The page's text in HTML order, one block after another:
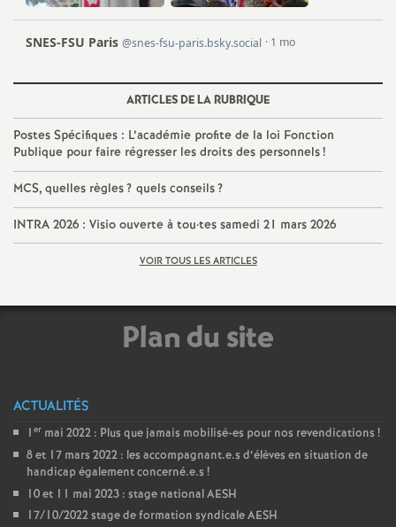
ARTICLES DE LA RUBRIQUE
Postes Spécifiques : L’académie profite de la loi Fonction
Publique pour faire régresser les droits des personnels!
MCS, quelles règles? quels conseils?
INTRA 2026 : Visio ouverte à tou·tes samedi 21 mars 2026
VOIR TOUS LES ARTICLES
Plan du site
ACTUALITÉS
1 er mai 2022 : Plus que jamais mobilisé-es pour nos revendications !
8 et 17 mars 2022 : les accompagnant.e.s d’élèves en situation de
handicap également concerné.e.s !
10 et 11 mai 2023 : stage national AESH
17/10/2022 stage de formation syndicale AESH